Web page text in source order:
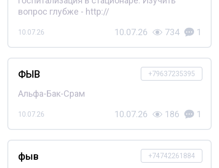
вопрос глубже - http://
10.07.26 10.07.26 734 1
+79637235395
ФЫВ
Альфа-Бак-Срам
10.07.26 10.07.26 186 1
+74742261884
фыв